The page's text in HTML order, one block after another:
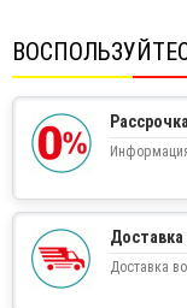
Доставка